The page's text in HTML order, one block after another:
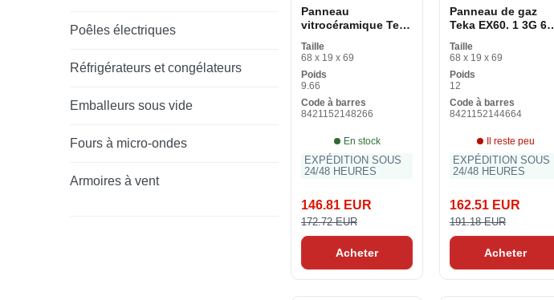
Poêles électriques
Réfrigérateurs et congélateurs
Emballeurs sous vide
Fours à micro-ondes
Armoires à vent
Panneau
vitrocéramique Teka
60 cm 60 cm
Taille
68 x 19 x 69
Poids
9.66
Code à barres
8421152148266
En stock
EXPÉDITION SOUS
24/48 HEURES
146.81 EUR
172.72 EUR
Acheter
Panneau de gaz
Teka EX60. 1 3G 60
Taille
68 x 19 x 69
Poids
12
Code à barres
8421152144664
Il reste peu
EXPÉDITION SOUS
24/48 HEURES
162.51 EUR
191.18 EUR
Acheter